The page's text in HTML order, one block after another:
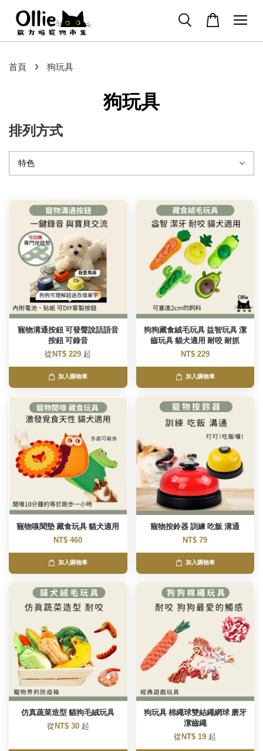
首頁 › 狗玩具
狗玩具
排列方式
寵物溝通按鈕 可發聲說話語音
按鈕 可錄音
從 NT$ 229 起
加入購物車
狗狗藏食絨毛玩具 益智玩具 潔
齒玩具 貓犬適用 耐咬 耐抓
NT$ 229
加入購物車
寵物嗅聞墊 藏食玩具 貓犬適用
NT$ 460
加入購物車
寵物按鈴器 訓練 吃飯 溝通
NT$ 79
加入購物車
仿真蔬菜造型 貓狗毛絨玩具
從 NT$ 30 起
狗玩具 棉繩球雙結繩網球 磨牙
潔齒繩
從 NT$ 19 起